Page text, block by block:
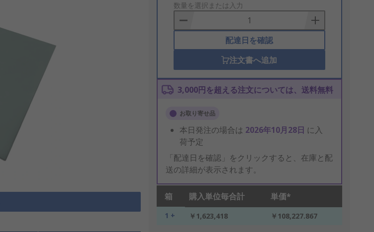
to
Basket
数量を選択または入力
配達日を確認
注文書へ追加
3,000円を超える注文については、送料無料
お取り寄せ品
本日発注の場合は 2026年10月28日 に入
荷予定
「配達日を確認」をクリックすると、在庫と配
送の詳細が表示されます。
箱 購入単位毎合計 単価*
1 + ￥1,623,418 ￥108,227.867